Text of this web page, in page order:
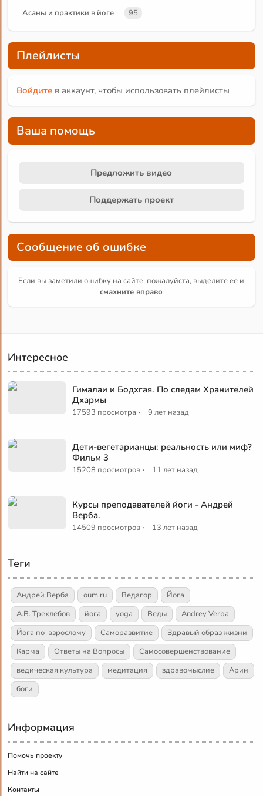
Асаны и практики в йоге 95
Плейлисты
Войдите в аккаунт, чтобы использовать плейлисты
Ваша помощь
Предложить видео
Поддержать проект
Сообщение об ошибке
Если вы заметили ошибку на сайте, пожалуйста, выделите её и
смахните вправо
Интересное
Гималаи и Бодхгая. По следам Хранителей
Дхармы
17593 просмотра · 9 лет назад
Дети-вегетарианцы: реальность или миф?
Фильм 3
15208 просмотров · 11 лет назад
Курсы преподавателей йоги - Андрей
Верба.
14509 просмотров · 13 лет назад
Теги
Андрей Верба oum.ru Ведагор
Йога
А.В. Трехлебов
йога yoga Веды
Andrey Verba
Йога по-взрослому
Саморазвитие
Здравый образ жизни
Карма
Ответы на Вопросы
Самосовершенствование
ведическая культура
медитация здравомыслие
Арии
боги
Информация
Помочь проекту
Найти на сайте
Контакты